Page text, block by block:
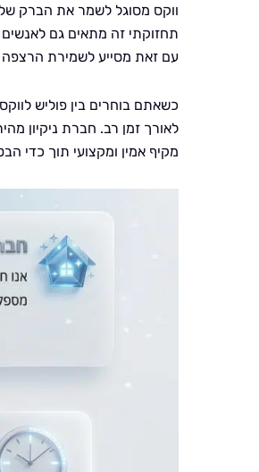
ווקס מסוגל לשמר את הברק של
תחזוקתי זה מתאים גם
עם זאת מסייע לשמירת הרצפה
כשאתם בוחרים בין פוליש
לאורך זמן רב. חברת ניקיון
מקיף אמין ומקצועי תוך כדי